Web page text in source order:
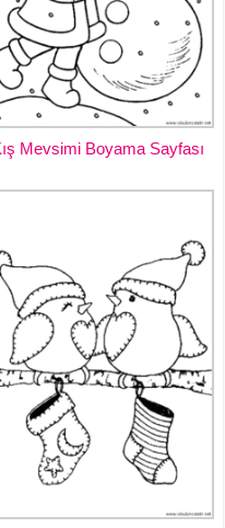
Mevsimi Boyama Sayfası